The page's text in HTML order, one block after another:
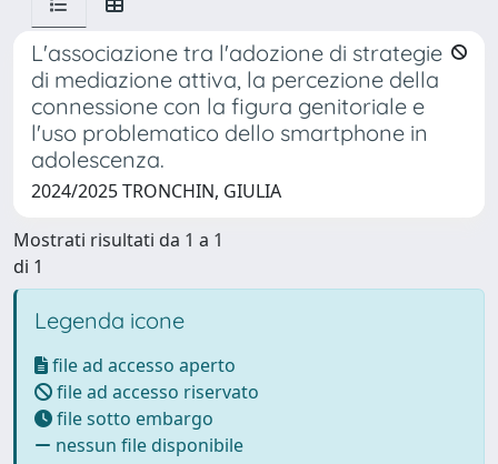
L'associazione tra l'adozione di strategie
di mediazione attiva, la percezione della
connessione con la figura genitoriale e
l'uso problematico dello smartphone in
adolescenza.
2024/2025 TRONCHIN, GIULIA
Mostrati risultati da 1 a 1
di 1
Legenda icone
file ad accesso aperto
file ad accesso riservato
file sotto embargo
nessun file disponibile